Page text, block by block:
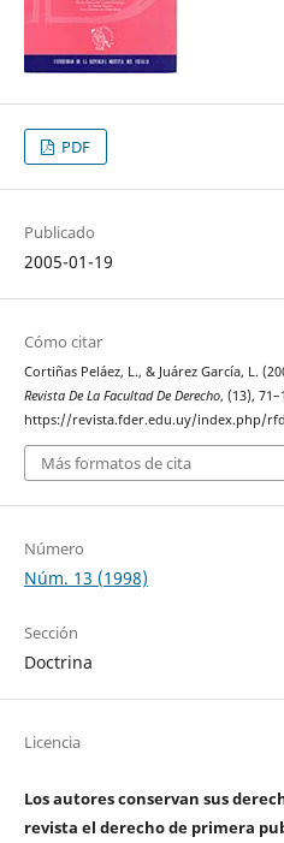
PDF
Publicado
2005-01-19
Cómo citar
Cortiñas Peláez, L., & Juárez García, L.
Revista De La Facultad De Derecho, (13),
https://revista.fder.edu.uy/index.php/
Más formatos de cita
Número
Núm. 13 (1998)
Sección
Doctrina
Licencia
Los autores conservan sus
revista el derecho de primera